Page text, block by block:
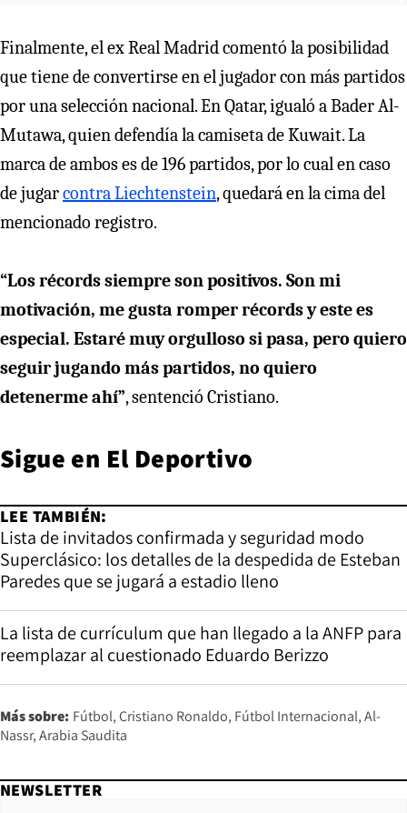
Finalmente, el ex Real Madrid comentó la posibilidad
que tiene de convertirse en el jugador con más partidos
por una selección nacional. En Qatar, igualó a Bader Al-
Mutawa, quien defendía la camiseta de Kuwait. La
marca de ambos es de 196 partidos, por lo cual en caso
de jugarcontra Liechtenstein, quedará en la cima del
mencionado registro.
“Los récords siempre son positivos. Son mi
motivación, me gusta romper récords y este es
especial. Estaré muy orgulloso si pasa, pero quiero
seguir jugando más partidos, no quiero
detenerme ahí”, sentenció Cristiano.
Sigue en El Deportivo
LEE TAMBIÉN:
Lista de invitados confirmada y seguridad modo
Superclásico: los detalles de la despedida de Esteban
Paredes que se jugará a estadio lleno
La lista de currículum que han llegado a la ANFP para
reemplazar al cuestionado Eduardo Berizzo
Más sobre: Fútbol Cristiano Ronaldo Fútbol Internacional Al-
Nassr Arabia Saudita
NEWSLETTER